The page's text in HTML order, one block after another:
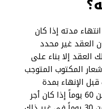
مدته إذا كان
العقد غير محدد
العقد إلا بناء على
المكتوب المتوجب
الإنهاء بمدة
يحددها العقد بشرط ألا تقل عن 60 يوماً إذا كان أجر